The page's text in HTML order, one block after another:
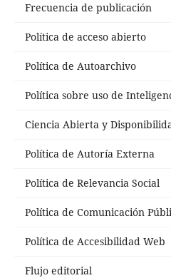
Frecuencia de publicación
Política de acceso abierto
Política de Autoarchivo
Política sobre uso de
Ciencia Abierta y
Política de Autoría Externa
Política de Relevancia Social
Política de Comunicación
Política de Accesibilidad Web
Flujo editorial